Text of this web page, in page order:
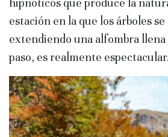
estación en la que los árboles
extendiendo una alfombra llena
paso, es realmente